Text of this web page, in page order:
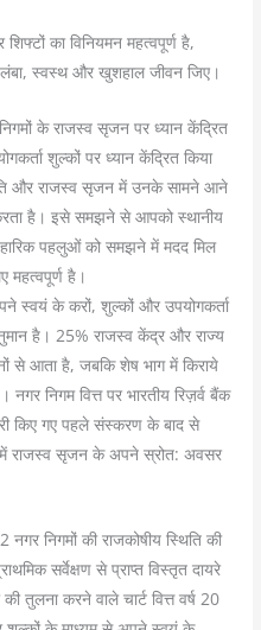
का विनियमन महत्वपूर्ण है,
लंबा, स्वस्थ और खुशहाल जीवन जिए।
के राजस्व सृजन पर ध्यान केंद्रित
शुल्कों पर ध्यान केंद्रित किया
और राजस्व सृजन में उनके सामने आने
करता है। इसे समझने से आपको स्थानीय
पहलुओं को समझने में मदद मिल
है।
अपने स्वयं के करों, शुल्कों और उपयोगकर्ता
है। 25% राजस्व केंद्र और राज्य
से आता है, जबकि शेष भाग में किराये
निगम वित्त पर भारतीय रिज़र्व बैंक
किए गए पहले संस्करण के बाद से
में राजस्व सृजन के अपने स्रोत: अवसर
निगमों की राजकोषीय स्थिति की
सर्वेक्षण से प्राप्त विस्तृत दायरे
तुलना करने वाले चार्ट वित्त वर्ष 20